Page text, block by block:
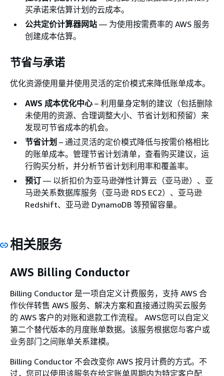
买承诺来估算计划的云成本。
公共定价计算器网站 — 为使用按需费率的 AWS 服务
创建成本估算。
节省与承诺
优化资源使用量并使用灵活的定价模式来降低账单成本。
AWS 成本优化中心 – 利用量身定制的建议（包括删除
未使用的资源、合理调整大小、节省计划和预留）来
发现可节省成本的机会。
节省计划 – 通过灵活的定价模式降低与按需价格相比
的账单成本。管理节省计划清单，查看购买建议，运
行购买分析，并分析节省计划利用率和覆盖率。
预订 — 以折扣价为亚马逊弹性计算云（亚马逊）、亚
马逊关系数据库服务（亚马逊 RDS EC2）、亚马逊
Redshift、亚马逊 DynamoDB 等预留容量。
相关服务
AWS Billing Conductor
Billing Conductor 是一项自定义计费服务，支持 AWS 合
作伙伴转售 AWS 服务、解决方案和直接通过购买云服务
的 AWS 客户的对账和退款工作流程。 AWS您可以自定义
第二个替代版本的月度账单数据。该服务根据您与客户或
业务部门之间账单关系建模。
Billing Conductor 不会改变你 AWS 按月计费的方式。不
过，您可以使用该服务在给定账单周期内为特定客户配